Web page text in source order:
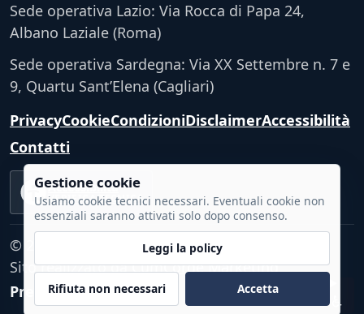
♿
Sede operativa Lazio: Via Rocca di Papa 24,
Albano Laziale (Roma)
Sede operativa Sardegna: Via XX Settembre n. 7 e
9, Quartu Sant’Elena (Cagliari)
PrivacyCookieCondizioniDisclaimerAccessibilità
Contatti
Accessibilità
VERIFICA TECNICA
© 2026 - Tutti i diritti riservati.
Sito realizzato daCumCorde Marketing
Preferenze cookie
Gestione cookie
Usiamo cookie tecnici necessari. Eventuali cookie non
essenziali saranno attivati solo dopo consenso.
Leggi la policy
Rifiuta non necessari Accetta